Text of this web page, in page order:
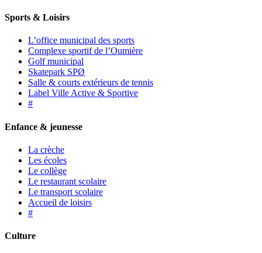
Sports & Loisirs
L’office municipal des sports
Complexe sportif de l’Oumière
Golf municipal
Skatepark SPØ
Salle & courts extérieurs de tennis
Label Ville Active & Sportive
#
Enfance & jeunesse
La crèche
Les écoles
Le collège
Le restaurant scolaire
Le transport scolaire
Accueil de loisirs
#
Culture